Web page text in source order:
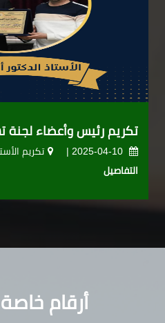
تكريم رئيس وأعضاء لجنة
2025-04-10 |
تكريم
التفاصيل
أرقام خاصة